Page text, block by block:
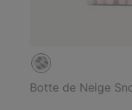
Botte de Neige